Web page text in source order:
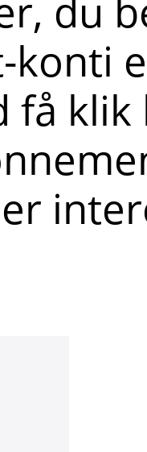
du
konti
få klik